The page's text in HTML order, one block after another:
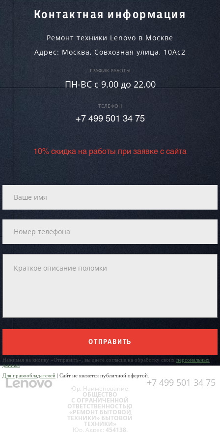
Контактная информация
Ремонт техники Lenovo в Москве
Адрес: Москва, Совхозная улица, 10Ас2
ГРАФИК РАБОТЫ
ПН-ВC c 9.00 до 22.00
ТЕЛЕФОН
+7 499 501 34 75
10% скидка на работы при заявке с сайта
ОТПРАВИТЬ
Нажимая на кнопку «Отправить», вы даете согласие на обработку своих персональных
данных
Для правообладателей | Сайт не является публичной офертой.
+7 499 501 34 75
Юр. Наименование:
ОБЩЕСТВО
С ОГРАНИЧЕННОЙ
ОТВЕТСТВЕННОСТЬЮ
«РЕМОНТ БЫТОВОЙ
ТЕХНИКИ» БЫТОВОЙ
ТЕХНИКИ»
Юр. Адрес: 454138,